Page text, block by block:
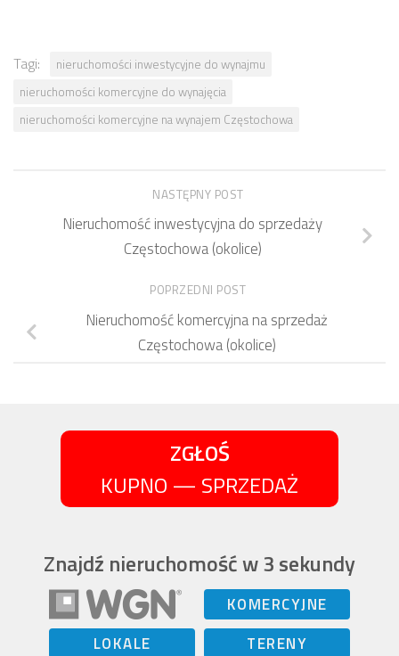
Tagi:
nieruchomości inwestycyjne do wynajmu
nieruchomości komercyjne do wynajęcia
nieruchomości komercyjne na wynajem Częstochowa
NASTĘPNY POST
Nieruchomość inwestycyjna do sprzedaży
Częstochowa (okolice)
POPRZEDNI POST
Nieruchomość komercyjna na sprzedaż
Częstochowa (okolice)
ZGŁOŚ
KUPNO — SPRZEDAŻ
Znajdź nieruchomość w 3 sekundy
KOMERCYJNE
LOKALE
TERENY